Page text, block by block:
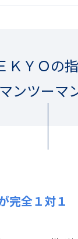
ＫＹＯの
ンツーマ
完全１対１